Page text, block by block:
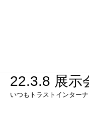
22.3.8 展示
いつもトラストインター